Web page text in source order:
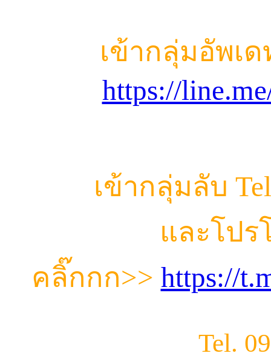
เข้ากลุ่มอัพเ
https://
เข้ากลุ่มลับ
และโป
คลิ๊กกก>> https://
Tel.